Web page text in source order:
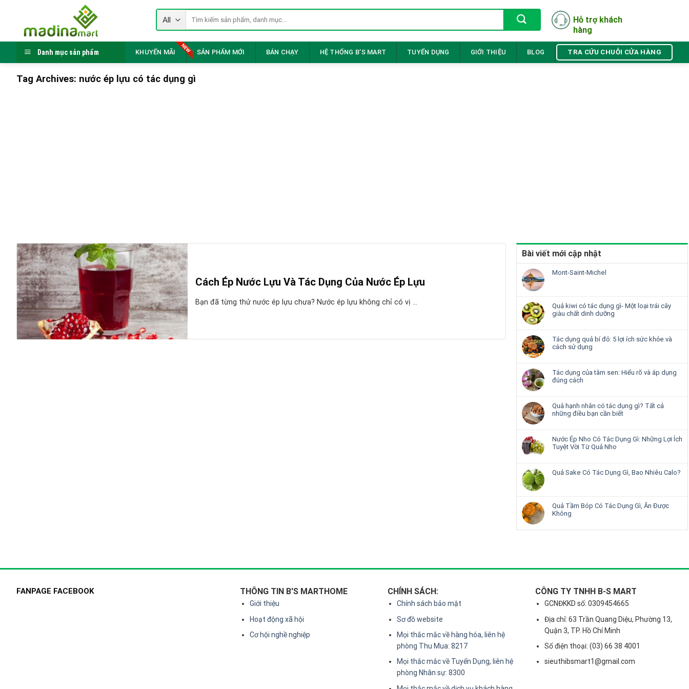
content
Tìm
Hỗ trợ khách
hàng
Danh mục sản phẩm KHUYẾN MÃI SẢN PHẨM MỚI BÁN CHẠY HỆ THỐNG B’S MART TUYỂN DỤNG GIỚI THIỆU BLOG TRA CỨU CHUỖI CỬA HÀNG
Tag Archives: nước ép lựu có tác dụng gì
Cách Ép Nước Lựu Và Tác Dụng Của Nước Ép Lựu
Bạn đã từng thử nước ép lựu chưa? Nước ép lựu không chỉ có vị ...
Bài viết mới cập nhật
Mont-Saint-Michel
Quả kiwi có tác dụng gì- Một loại trái cây
giàu chất dinh dưỡng
Tác dụng quả bí đỏ: 5 lợi ích sức khỏe và
cách sử dụng
Tác dụng của tâm sen: Hiểu rõ và áp dụng
đúng cách
Quả hạnh nhân có tác dụng gì? Tất cả
những điều bạn cần biết
Nước Ép Nho Có Tác Dụng Gì: Những Lợi Ích
Tuyệt Vời Từ Quả Nho
Quả Sake Có Tác Dụng Gì, Bao Nhiêu Calo?
Quả Tầm Bóp Có Tác Dụng Gì, Ăn Được
Không
FANPAGE FACEBOOK THÔNG TIN B'S MARTHOME
Giới thiệu
Hoạt động xã hội
Cơ hội nghề nghiệp
CHÍNH SÁCH:
Chính sách bảo mật
Sơ đồ website
Mọi thắc mắc về hàng hóa, liên hệ
phòng Thu Mua: 8217
Mọi thắc mắc về Tuyển Dụng, liên hệ
phòng Nhân sự: 8300
CÔNG TY TNHH B-S MART
GCNĐKKD số: 0309454665
Địa chỉ: 63 Trần Quang Diệu, Phường 13,
Quận 3, TP. Hồ Chí Minh
Số điện thoại: (03) 66 38 4001
sieuthibsmart1@gmail.com